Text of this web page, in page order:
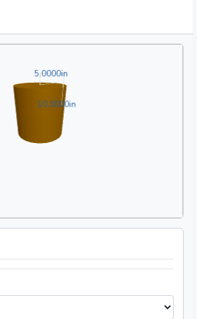
5.0000in5.0000in
10.0000in10.0000in